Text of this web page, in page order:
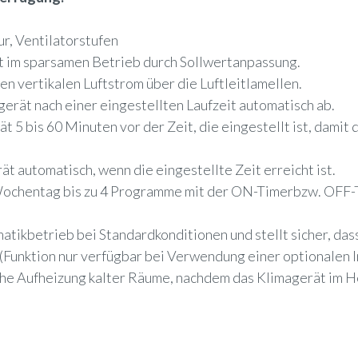
Ventilatorstufen
sparsamen Betrieb durch Sollwertanpassung.
vertikalen Luftstrom über die Luftleitlamellen.
nach einer eingestellten Laufzeit automatisch ab.
5 bis 60 Minuten vor der Zeit, die eingestellt ist,
automatisch, wenn die eingestellte Zeit erreicht ist.
bis zu 4 Programme mit der ON-Timerbzw.
bei Standardkonditionen und stellt sicher,
nur verfügbar bei Verwendung einer
Aufheizung kalter Räume, nachdem das Klimagerät